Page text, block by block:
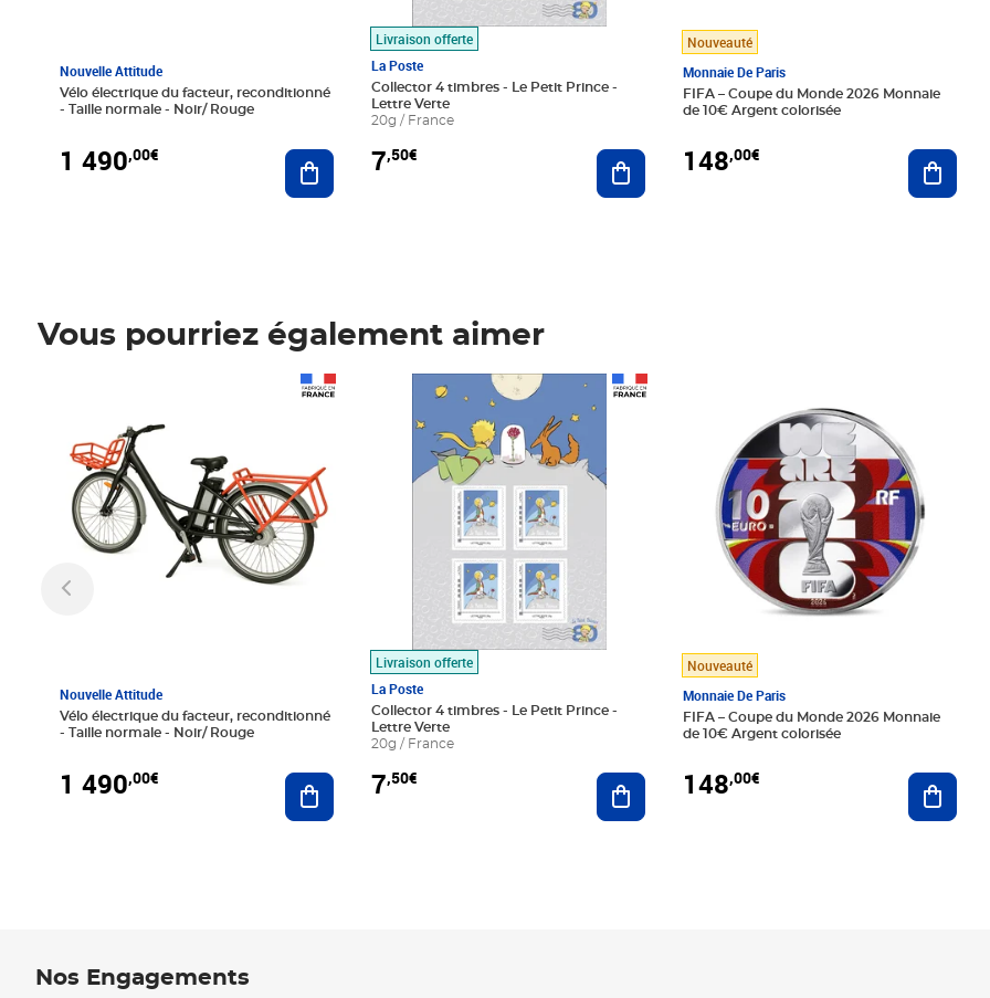
Nouvelle Attitude
Vélo électrique du facteur, reconditionné
- Taille normale - Noir/ Rouge
1 490,00€ Ajouter au panier
Livraison offerte
La Poste
Collector 4 timbres - Le Petit Prince -
Lettre Verte
20g / France
7,50€ Ajouter au panier
Nouveauté
Monnaie De Paris
FIFA – Coupe du Monde 2026 Monnaie
de 10€ Argent colorisée
148,00€
Vous pourriez également aimer
Nouvelle Attitude
Vélo électrique du facteur, reconditionné
- Taille normale - Noir/ Rouge
1 490,00€ Ajouter au panier
Livraison offerte
La Poste
Collector 4 timbres - Le Petit Prince -
Lettre Verte
20g / France
7,50€
Prix 7,50€
Ajouter au panier
Nouveauté
Monnaie De Paris
FIFA – Coupe du Monde 2026 Monnaie
de 10€ Argent colorisée
148,00€
Nos Engagements